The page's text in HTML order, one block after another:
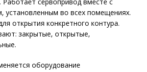
установленным во всех помещениях.
открытия конкретного контура.
закрытые, открытые,
оборудование